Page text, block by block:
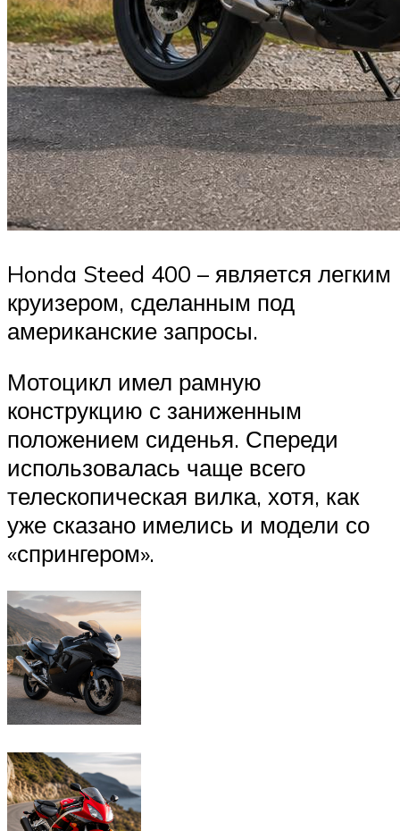
Honda Steed 400 – является легким
круизером, сделанным под
американские запросы.
Мотоцикл имел рамную
конструкцию с заниженным
положением сиденья. Спереди
использовалась чаще всего
телескопическая вилка, хотя, как
уже сказано имелись и модели со
«спрингером».